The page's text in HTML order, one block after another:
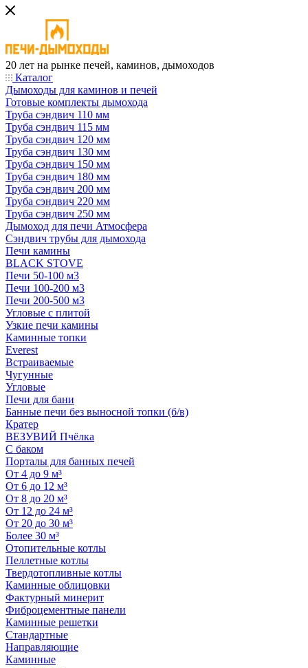
20 лет на рынке печей, каминов, дымоходов
Каталог
Дымоходы для каминов и печей
Готовые комплекты дымохода
Труба сэндвич 110 мм
Труба сэндвич 115 мм
Труба сэндвич 120 мм
Труба сэндвич 130 мм
Труба сэндвич 150 мм
Труба сэндвич 180 мм
Труба сэндвич 200 мм
Труба сэндвич 220 мм
Труба сэндвич 250 мм
Дымоход для печи Атмосфера
Сэндвич трубы для дымохода
Печи камины
BLACK STOVE
Печи 50-100 м3
Печи 100-200 м3
Печи 200-500 м3
Угловые с плитой
Узкие печи камины
Каминные топки
Everest
Встраиваемые
Чугунные
Угловые
Печи для бани
Банные печи без выносной топки (б/в)
Кратер
ВЕЗУВИЙ Пчёлка
С баком
Порталы для банных печей
От 4 до 9 м³
От 6 до 12 м³
От 8 до 20 м³
От 12 до 24 м³
От 20 до 30 м³
Более 30 м³
Отопительные котлы
Пеллетные котлы
Твердотопливные котлы
Каминные облицовки
Фактурный минерит
Фиброцементные панели
Каминные решетки
Стандартные
Направляющие
Каминные